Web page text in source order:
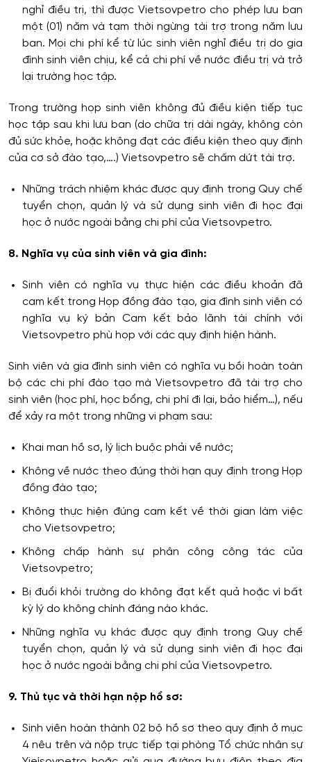
nghỉ điều trị, thì được Vietsovpetro cho phép lưu ban
một (01) năm và tạm thời ngừng tài trợ trong năm lưu
ban. Mọi chi phí kể từ lúc sinh viên nghỉ điều trị do gia
đình sinh viên chịu, kể cả chi phí về nước điều trị và trở
lại trường học tập.
Trong trường họp sinh viên không đủ điều kiện tiếp tục
học tập sau khi lưu ban (do chữa trị dài ngày, không còn
đủ sức khỏe, hoặc không đạt các điều kiện theo quy định
của cơ sở đào tạo,….) Vietsovpetro sẽ chấm dứt tài trợ.
Những trách nhiệm khác được quy định trong Quy chế
tuyển chọn, quản lý và sử dụng sinh viên đi học đại
học ở nước ngoài bằng chi phí của Vietsovpetro.
8. Nghĩa vụ của sinh viên và gia đình:
Sinh viên có nghĩa vụ thực hiện các điều khoản đã
cam kết trong Họp đồng đào tạo, gia đình sinh viên có
nghĩa vụ ký bản Cam kết bảo lãnh tài chính với
Vietsovpetro phù họp với các quy định hiện hành.
Sinh viên và gia đình sinh viên có nghĩa vụ bồi hoàn toàn
bộ các chi phí đào tạo mà Vietsovpetro đã tài trợ cho
sinh viên (học phí, học bổng, chi phí đi lại, bảo hiểm…), nếu
để xảy ra một trong những vi phạm sau:
Khai man hồ sơ, lý lịch buộc phải về nước;
Không về nước theo đúng thời hạn quy định trong Họp
đồng đào tạo;
Không thực hiện đúng cam kết về thời gian làm việc
cho Vietsovpetro;
Không chấp hành sự phân công công tác của
Vietsovpetro;
Bị đuổi khỏi trường do không đạt kết quả hoặc vì bất
kỳ lý do không chính đáng nào khác.
Những nghĩa vụ khác được quy định trong Quy chế
tuyển chọn, quản lý và sử dụng sinh viên đi học đại
học ở nước ngoài bằng chi phí của Vietsovpetro.
9. Thủ tục và thời hạn nộp hồ sơ:
Sinh viên hoàn thành 02 bộ hồ sơ theo quy định ở mục
4 nêu trên và nộp trực tiếp tại phòng Tổ chức nhân sự